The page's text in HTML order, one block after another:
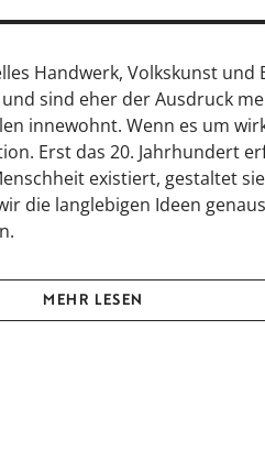
Handwerk, Volkskunst und
sind eher der Ausdruck
innewohnt. Wenn es um
Erst das 20. Jahrhundert
existiert, gestaltet
die langlebigen Ideen
MEHR LESEN